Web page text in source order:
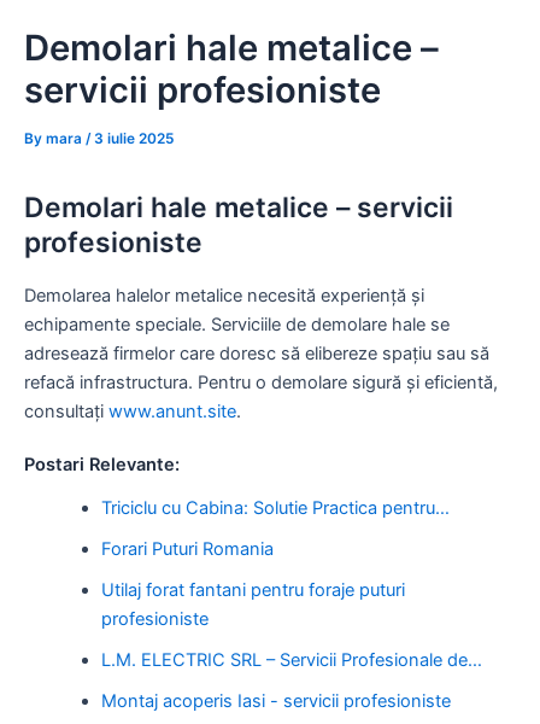
Demolari hale metalice –
servicii profesioniste
By mara /3 iulie 2025
Demolari hale metalice – servicii
profesioniste
Demolarea halelor metalice necesită experiență și
echipamente speciale. Serviciile de demolare hale se
adresează firmelor care doresc să elibereze spațiu sau să
refacă infrastructura. Pentru o demolare sigură și eficientă,
consultați www.anunt.site.
Postari Relevante:
Triciclu cu Cabina: Solutie Practica pentru…
Forari Puturi Romania
Utilaj forat fantani pentru foraje puturi
profesioniste
L.M. ELECTRIC SRL – Servicii Profesionale de…
Montaj acoperis Iasi - servicii profesioniste